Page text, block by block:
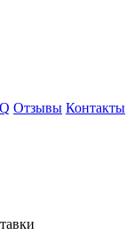
Отзывы Контакты